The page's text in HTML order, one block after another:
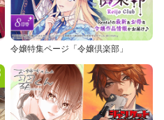
令嬢特集ページ「令嬢倶楽部」